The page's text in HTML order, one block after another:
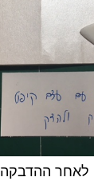
לאחר ההדבקה